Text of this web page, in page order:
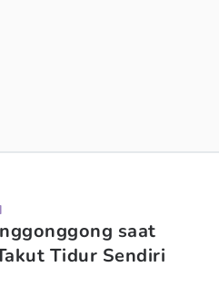
saat
Tidur Sendiri